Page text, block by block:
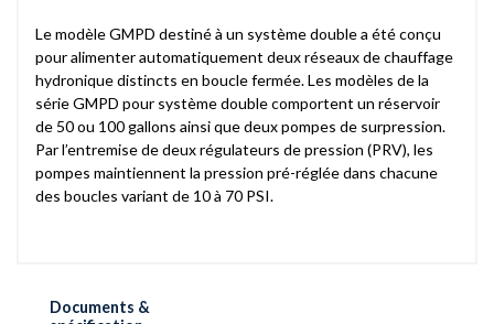
Le modèle GMPD destiné à un système double a été conçu
pour alimenter automatiquement deux réseaux de chauffage
hydronique distincts en boucle fermée. Les modèles de la
série GMPD pour système double comportent un réservoir
de 50 ou 100 gallons ainsi que deux pompes de surpression.
Par l’entremise de deux régulateurs de pression (PRV), les
pompes maintiennent la pression pré-réglée dans chacune
des boucles variant de 10 à 70 PSI.
Documents &